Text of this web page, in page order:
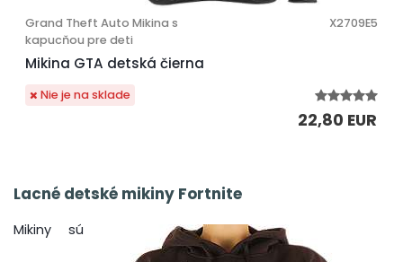
Mikina GTA detská čierna
Grand Theft Auto Mikina s
kapucňou pre deti
X2709E5
22,80 EUR
Nie je na sklade
Lacné detské mikiny Fortnite
Mikiny sú